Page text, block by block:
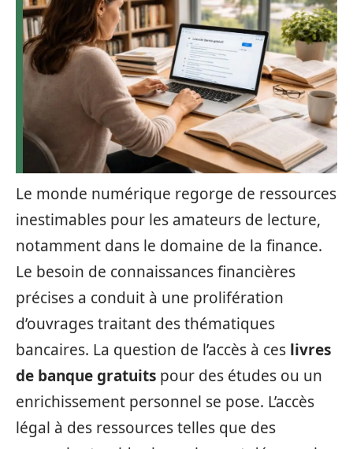
Le monde numérique regorge de ressources
inestimables pour les amateurs de lecture,
notamment dans le domaine de la finance.
Le besoin de connaissances financières
précises a conduit à une prolifération
d’ouvrages traitant des thématiques
bancaires. La question de l’accès à ces livres
de banque gratuits pour des études ou un
enrichissement personnel se pose. L’accès
légal à des ressources telles que des